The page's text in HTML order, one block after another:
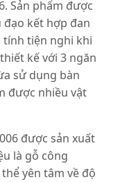
Sản phẩm được
kết hợp đan
tính tiện nghi khi
kế với 3 ngăn
sử dụng bàn
được nhiều vật
được sản xuất
là gỗ công
yên tâm về độ